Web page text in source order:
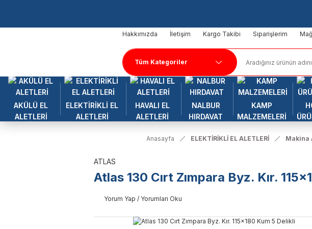
Hakkımızda İletişim Kargo Takibi Siparişlerim
AKÜLÜ EL
ALETLERİ
ELEKTİRİKLİ EL
ALETLERİ
HAVALI EL
ALETLERİ
NALBUR
HIRDAVAT
KAMP
MALZEMELERİ
Anasayfa ELEKTİRİKLİ EL ALETLERİ Makina
ATLAS
Atlas 130 Cırt Zımpara Byz. Kır.
Yorum Yap / Yorumları Oku